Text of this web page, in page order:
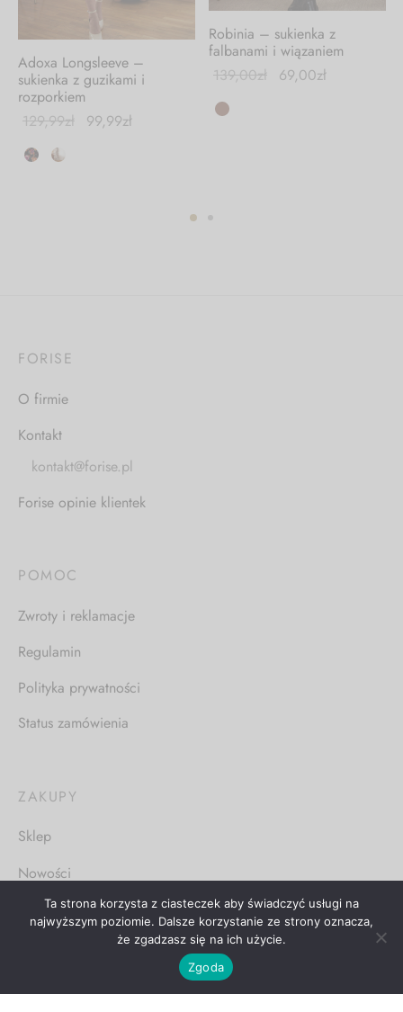
Adoxa Longsleeve –
sukienka z guzikami i
rozporkiem
129,99zł 99,99zł
Robinia – sukienka z
falbanami i wiązaniem
139,00zł 69,00zł
FORISE
O firmie
Kontakt
kontakt@forise.pl
Forise opinie klientek
POMOC
Zwroty i reklamacje
Regulamin
Polityka prywatności
Status zamówienia
ZAKUPY
Sklep
Nowości
Ta strona korzysta z ciasteczek aby świadczyć usługi na
najwyższym poziomie. Dalsze korzystanie ze strony oznacza,
że zgadzasz się na ich użycie.
Zgoda